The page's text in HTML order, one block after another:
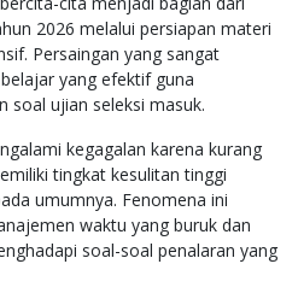
2026 melalui persiapan materi
Persaingan yang sangat
yang efektif guna
soal ujian seleksi masuk.
kegagalan karena kurang
tingkat kesulitan tinggi
umumnya. Fenomena ini
waktu yang buruk dan
soal-soal penalaran yang